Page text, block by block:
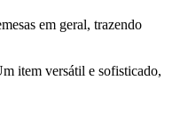
em geral, trazendo
item versátil e sofisticado,